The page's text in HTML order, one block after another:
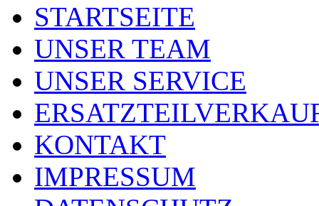
STARTSEITE
UNSER TEAM
UNSER SERVICE
KONTAKT
IMPRESSUM